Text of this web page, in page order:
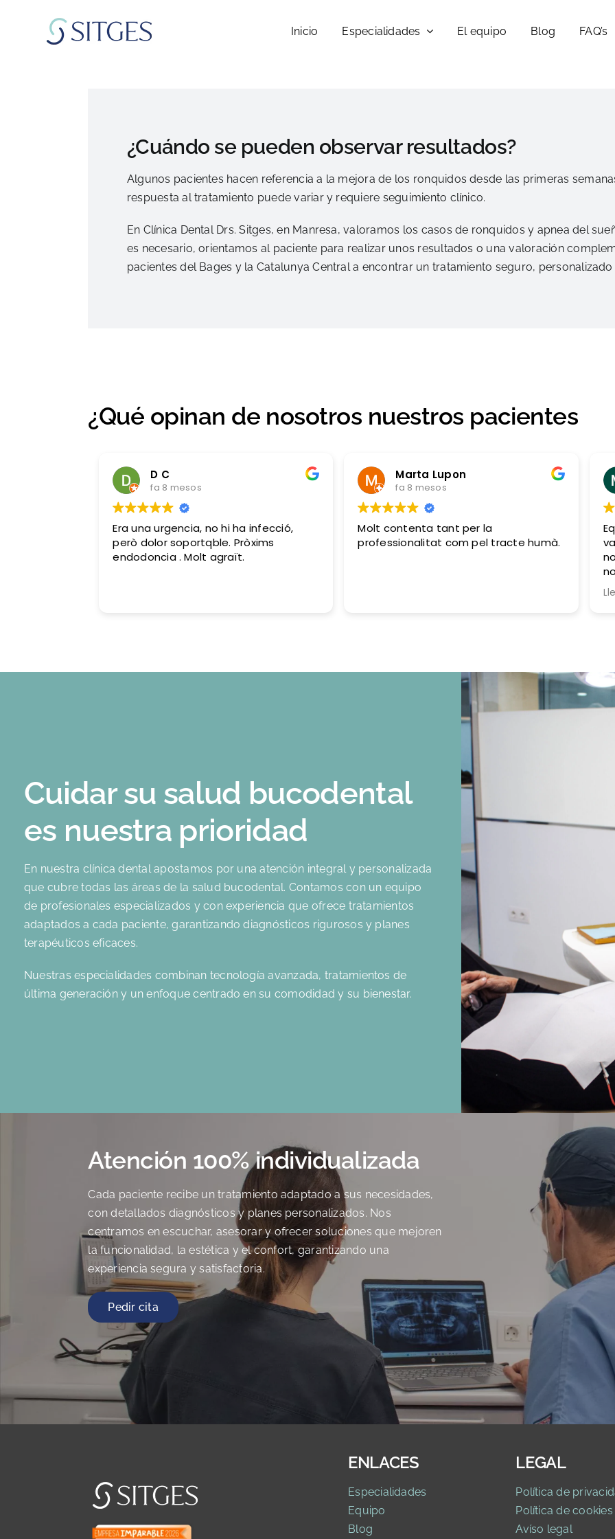
contenido
Inicio Especialidades El equipo Blog FAQ’s
¿Cuándo se pueden observar resultados?
Algunos pacientes hacen referencia a la mejora de los ronquidos desde las primeras
respuesta al tratamiento puede variar y requiere seguimiento clínico.
En Clínica Dental Drs. Sitges, en Manresa, valoramos los casos de ronquidos y apnea del
es necesario, orientamos al paciente para realizar unos resultados o una valoración
pacientes del Bages y la Catalunya Central a encontrar un tratamiento seguro,
¿Qué opinan de nosotros nuestros pacientes
D C
fa 8 mesos
Era una urgencia, no hi ha infecció,
però dolor soportqble. Pròxims
endodoncia . Molt agraït.
Marta Lupon
fa 8 mesos
Molt contenta tant per la
professionalitat com pel tracte humà.
ni
Cuidar su salud bucodental
es nuestra prioridad
En nuestra clínica dental apostamos por una atención integral y personalizada
que cubre todas las áreas de la salud bucodental. Contamos con un equipo
de profesionales especializados y con experiencia que ofrece tratamientos
adaptados a cada paciente, garantizando diagnósticos rigurosos y planes
terapéuticos eficaces.
Nuestras especialidades combinan tecnología avanzada, tratamientos de
última generación y un enfoque centrado en su comodidad y su bienestar.
Atención 100% individualizada
Cada paciente recibe un tratamiento adaptado a sus necesidades,
con detallados diagnósticos y planes personalizados. Nos
centramos en escuchar, asesorar y ofrecer soluciones que mejoren
la funcionalidad, la estética y el confort, garantizando una
experiencia segura y satisfactoria.
Pedir cita
ENLACES
Especialidades
Equipo
Blog
LEGAL
Política de privaci
Política de cookies
Avíso legal